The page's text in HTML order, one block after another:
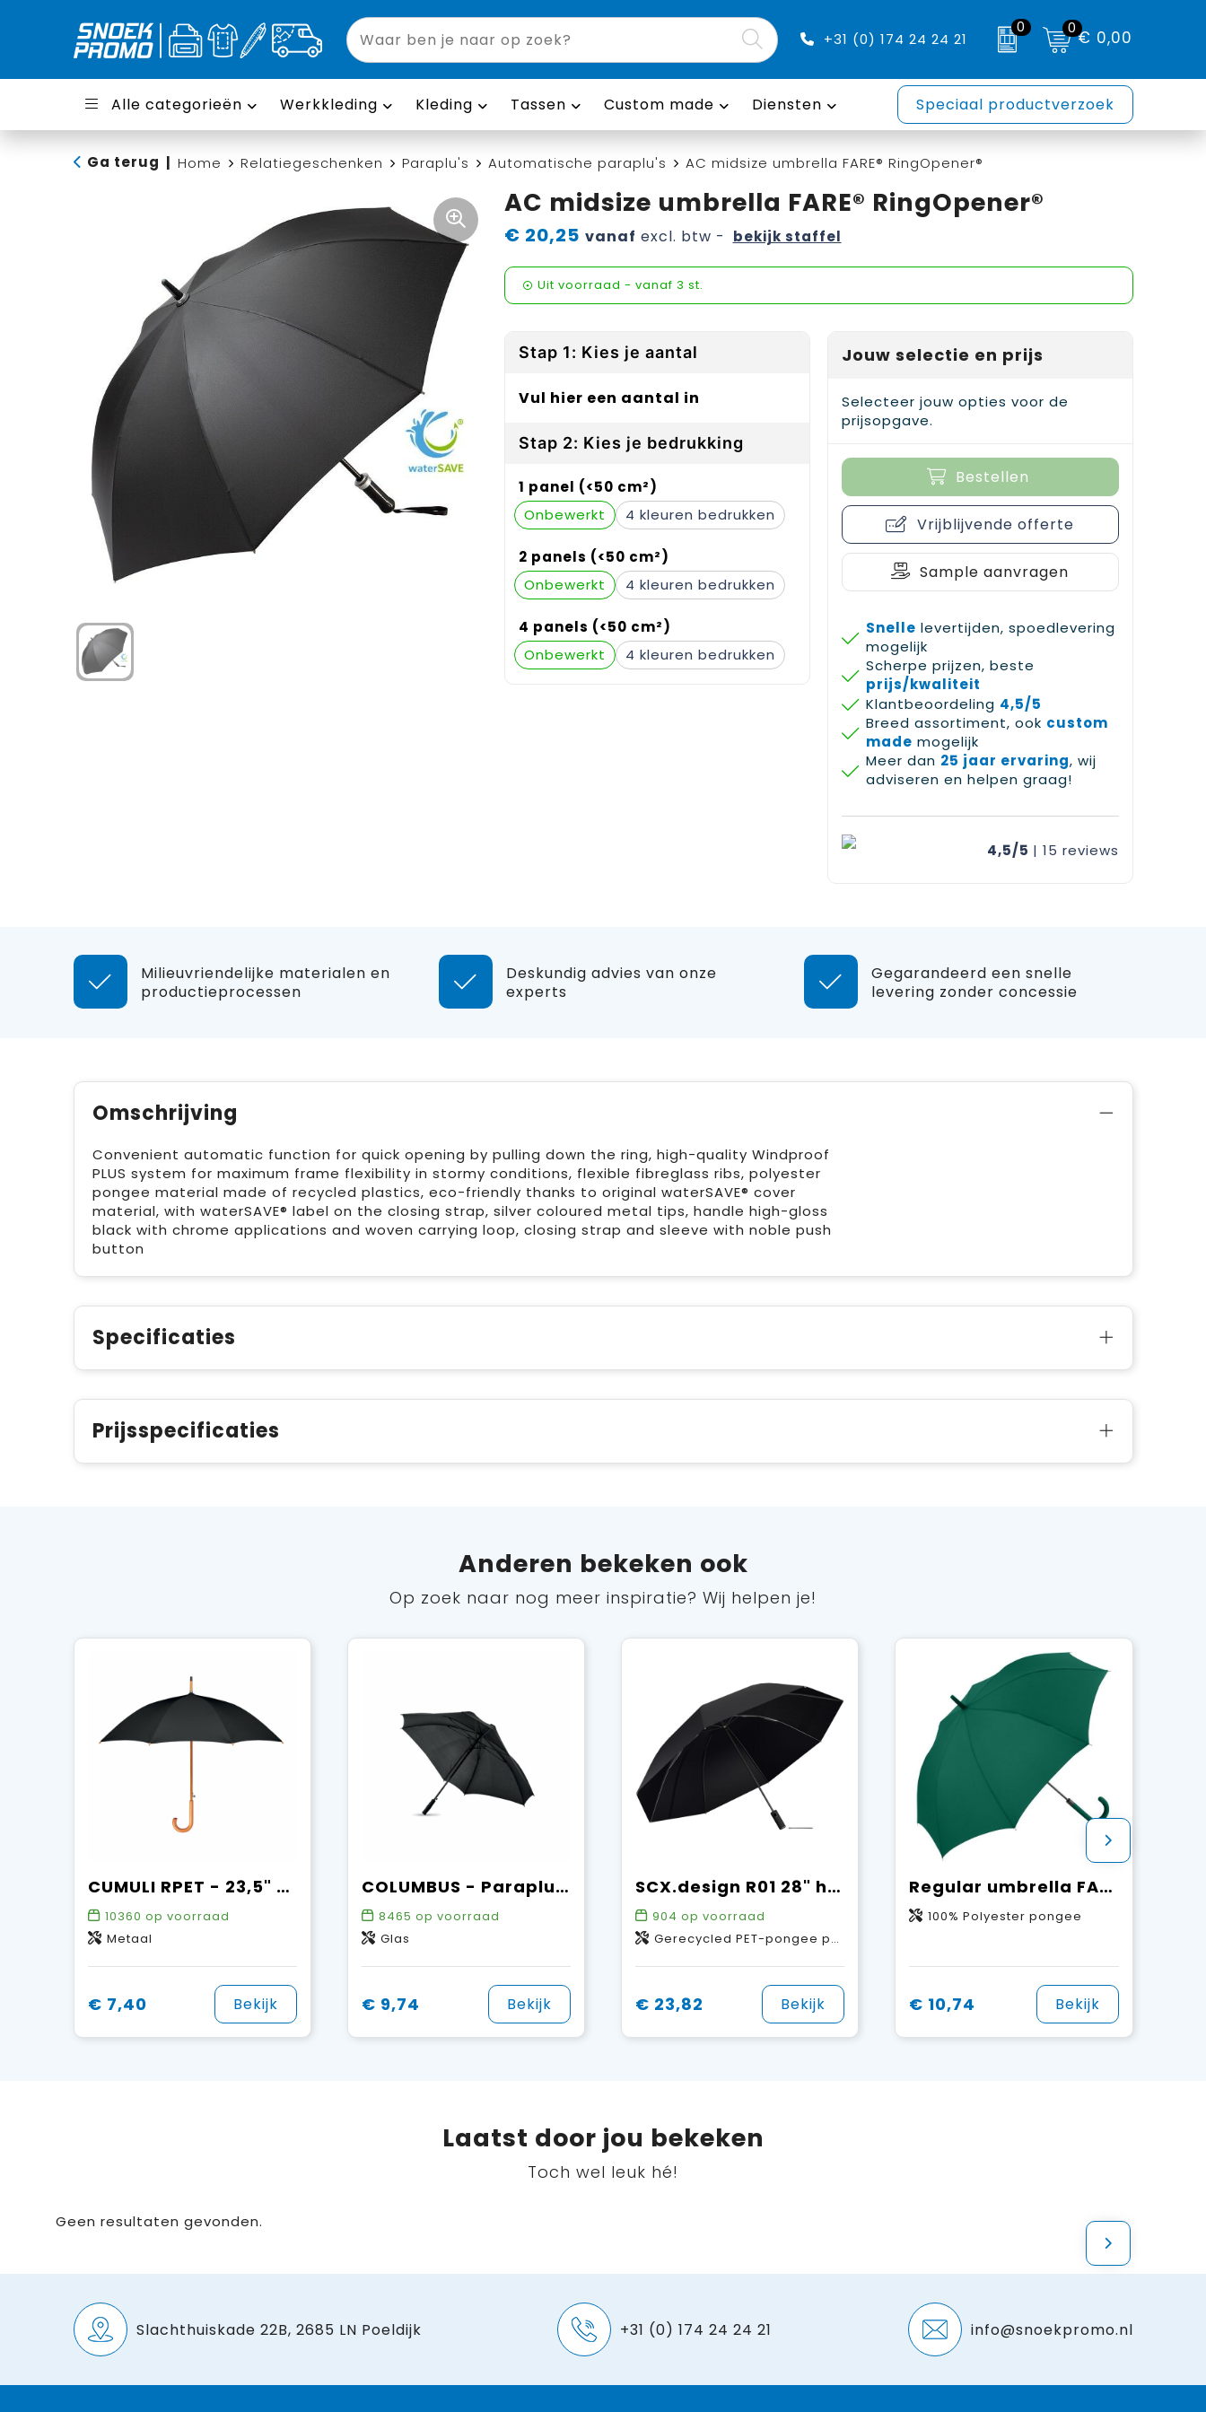
+31 (0) 174 24 24 21
0 0€ 0,00
Alle categorieën Werkkleding Kleding Tassen Custom made Diensten Speciaal productverzoek
Ga terug Home Relatiegeschenken Paraplu's Automatische paraplu's AC midsize umbrella FARE® RingOpener®
AC midsize umbrella FARE® RingOpener®
€ 20,25 vanaf excl. btw - bekijk staffel
Uit voorraad - vanaf 3 st.
Stap 1: Kies je aantal
Vul hier een aantal in
Stap 2: Kies je bedrukking
1 panel (<50 cm²)
Onbewerkt
4
2 panels (<50 cm²)
Onbewerkt
4
4 panels (<50 cm²)
Onbewerkt
4
Jouw selectie en prijs
Selecteer jouw opties voor de
prijsopgave.
Bestellen
Vrijblijvende offerte
Sample aanvragen
Snelle levertijden, spoedlevering
mogelijk
Scherpe prijzen, beste
prijs/kwaliteit
Klantbeoordeling 4,5/5
Breed assortiment, ook custom
made mogelijk
Meer dan 25 jaar ervaring, wij
adviseren en helpen graag!
4,5/5 | 15 reviews
Milieuvriendelijke materialen en
productieprocessen
Deskundig advies van onze
experts
Gegarandeerd een snelle
levering zonder concessie
Omschrijving
Convenient automatic function for quick opening by pulling down the ring, high-quality Windproof
PLUS system for maximum frame flexibility in stormy conditions, flexible fibreglass ribs, polyester
pongee material made of recycled plastics, eco-friendly thanks to original waterSAVE® cover
material, with waterSAVE® label on the closing strap, silver coloured metal tips, handle high-gloss
black with chrome applications and woven carrying loop, closing strap and sleeve with noble push
button
Specificaties
Prijsspecificaties
Anderen bekeken ook
Op zoek naar nog meer inspiratie? Wij helpen je!
CUMULI RPET - 23,5" paraplu RPET
10360 op voorraad
Metaal
€ 7,40 Bekijk
COLUMBUS - Paraplu vierkant windbestendig
8465 op voorraad
Glas
€ 9,74 Bekijk
SCX.design R01 28" halfautomatische paraplu
904 op voorraad
Gerecycled PET-pongee polyester, ABS-kunststof, Rubber
€ 23,82 Bekijk
Regular umbrella FARE® Fashion AC
100% Polyester pongee
€ 10,74 Bekijk
Laatst door jou bekeken
Toch wel leuk hé!
Geen resultaten gevonden.
Slachthuiskade 22B, 2685 LN Poeldijk +31 (0) 174 24 24 21 info@snoekpromo.nl